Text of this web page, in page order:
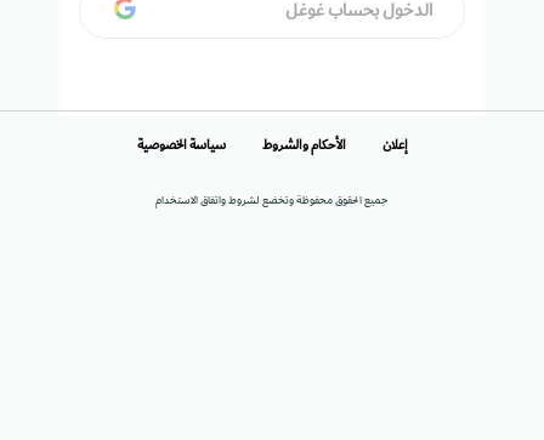
الدخول بحساب غوغل
جميع الحقوق محفوظة وتخضع لشروط واتفاق الاستخدام
إعلان الأحكام والشروط سياسة الخصوصية